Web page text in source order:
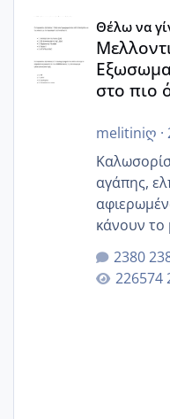
Μελλοντικές
Θέλω να
στο πιο
melitiniღ ·
αγάπης,
κάνουν
Εδώ θα
εμπειρίες